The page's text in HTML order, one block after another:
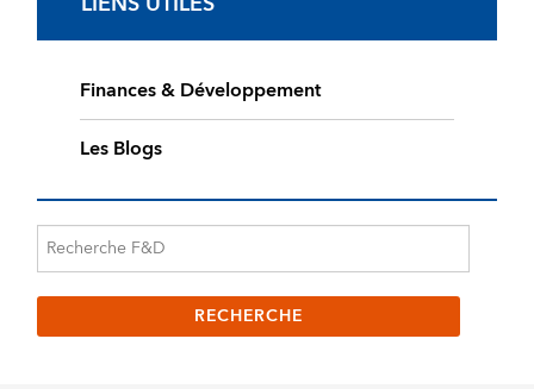
Finances & Développement
Les Blogs